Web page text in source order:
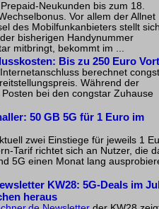
Neukunden bis zum 18.
Vor allem der Allnet
des Mobilfunkanbieters stellt
bisherigen Handynummer
mitbringt, bekommt im ...
Bis zu 250 Euro
berechnet
Während der
bei den congstar Zuhause
50 GB 5G für 1 Euro im
zwei Einstiege für jeweils 1
Tarif richtet sich an Nutzer, die
5G einen Monat lang
KW28: 5G-Deals im
heraus